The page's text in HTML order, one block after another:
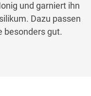
und garniert ihn
Dazu passen
besonders gut.